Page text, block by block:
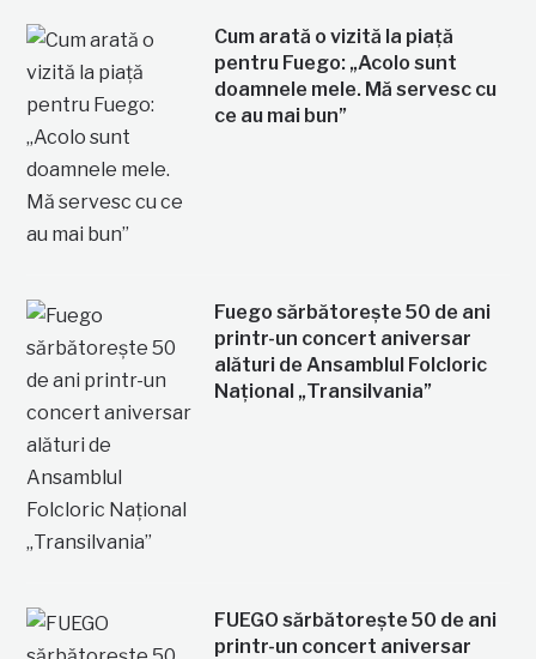
Cum arată o vizită la piață
pentru Fuego: „Acolo sunt
doamnele mele. Mă servesc cu
ce au mai bun”
Fuego sărbătorește 50 de ani
printr-un concert aniversar
alături de Ansamblul Folcloric
Național „Transilvania”
FUEGO sărbătorește 50 de ani
printr-un concert aniversar